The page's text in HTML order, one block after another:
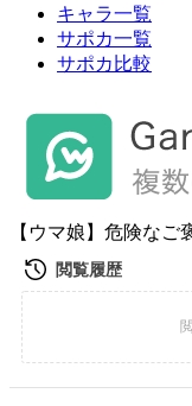
キャラ一覧
サポカ一覧
サポカ比較
【ウマ娘】危険な